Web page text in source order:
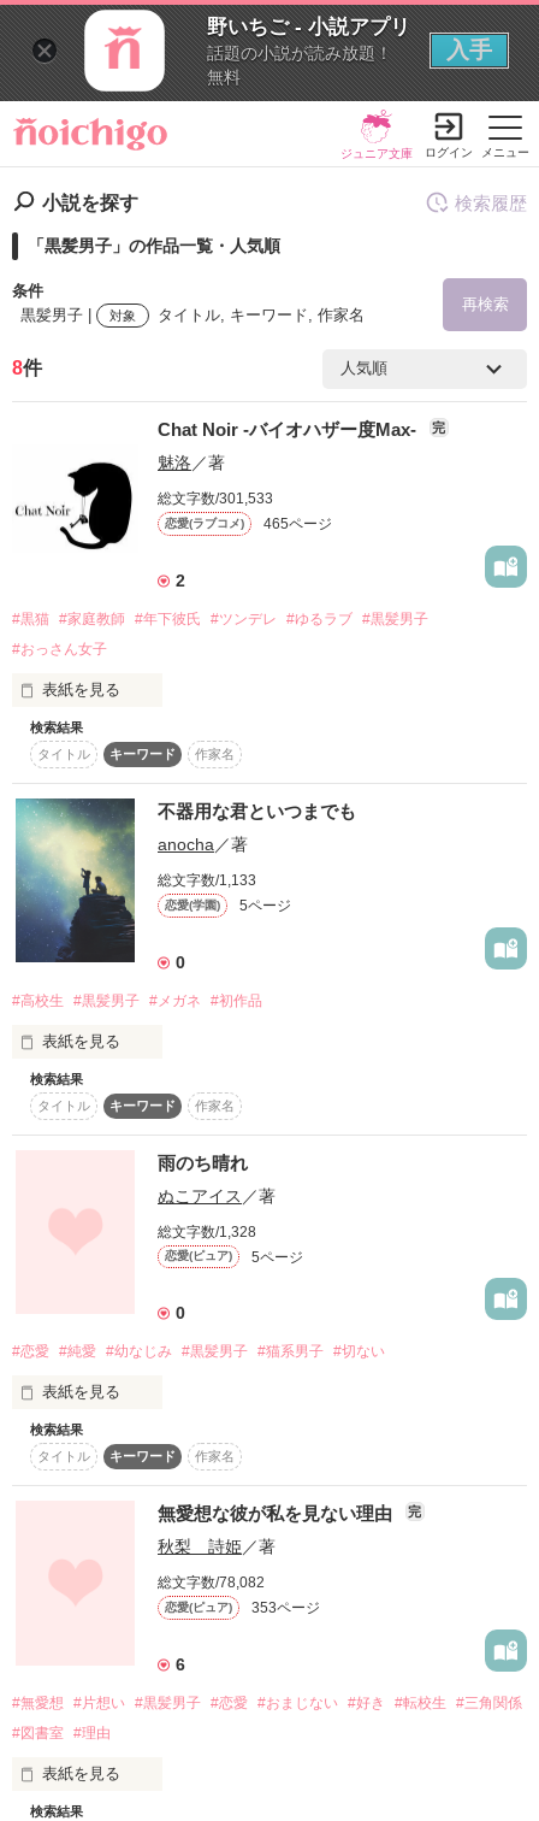
野いちご - 小説アプリ
話題の小説が読み放題！
無料
入手
メニュー
ジュニア文庫 ログイン
小説を探す
「黒髪男子」の作品一覧・人気順
条件
黒髪男子 |
対象 タイトル, キーワード, 作家名
再検索
検索ワード
を含む
タイトル
ジャンル
感想
ステータス
作品の長さ
コンテスト
復刻！夏の野いちごビギナーズ応援コンテスト～中・長編チ
ャレンジ！～
500文字の不気味なテスト、募集中。
200文字でゾッ！こわい短編コンテスト
この2人が最強‼ベストバディ短編コンテスト
スターツ出版小説投稿サイト合同企画「1話からの長編大
その他の条件 動画あり コミックあり
検索履歴
8件
Chat Noir -バイオハザー度Max- 完
魅洛／著
総文字数/301,533
恋愛(ラブコメ) 465ページ
2
#黒猫 #家庭教師 #年下彼氏 #ツンデレ #ゆるラブ #黒髪男子
#おっさん女子
表紙を見る
突然ですが黒猫を飼うことになりました
男の子のかっこをした『黒猫』の生態は…
気まま度ＸＸＸ
「なんかさぁ　会いたくなっちゃって」
生意気度ＸＸＸ
無邪気度ＸＸＸ
「ご褒美は先生？」
「先生が好きだーーーー！！」
「俺の飼い主に触んじゃねぇ」
小悪魔度ＸＸＸ
検索結果
タイトル
キーワード 作家名
不器用な君といつまでも
anocha ／著
総文字数/1,133
恋愛(学園) 5ページ
0
#高校生 #黒髪男子 #メガネ #初作品
表紙を見る
君だけに見せる、特別な顔
ずっといっしょにいたい…そう思えたのは君だったから。
作品を読む
検索結果
タイトル
キーワード 作家名
雨のち晴れ
ぬこアイス ／著
総文字数/1,328
恋愛(ピュア) 5ページ
0
#恋愛 #純愛 #幼なじみ #黒髪男子 #猫系男子 #切ない
表紙を見る
私が無力だったあの日も雨が降っていました。
そして、きっと私と君が結ばれることはない。
だって君の好きな人は…
作品を読む
検索結果
タイトル
キーワード 作家名
無愛想な彼が私を見ない理由 完
秋梨 詩姫／著
総文字数/78,082
恋愛(ピュア) 353ページ
6
#無愛想 #片想い #黒髪男子 #恋愛 #おまじない #好き #転校生
#三角関係
#図書室
#理由
表紙を見る
検索結果